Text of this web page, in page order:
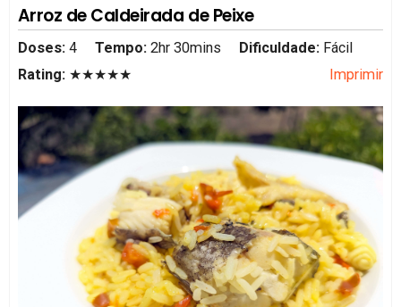
Arroz de Caldeirada de Peixe
Doses: 4 Tempo: 2hr 30mins Dificuldade: Fácil
Rating: ★★★★★ Imprimir